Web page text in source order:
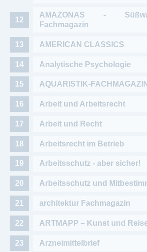
AMAZONAS -
Fachmagazin
AMERICAN CLASSICS
Analytische Psychologie
AQUARISTIK-FACHMAGAZIN
Arbeit und Arbeitsrecht
Arbeit und Recht
Arbeitsrecht im Betrieb
Arbeitsschutz - aber sicher!
Arbeitsschutz und
architektur Fachmagazin
ARTMAPP – Kunst und
Arzneimittelbrief